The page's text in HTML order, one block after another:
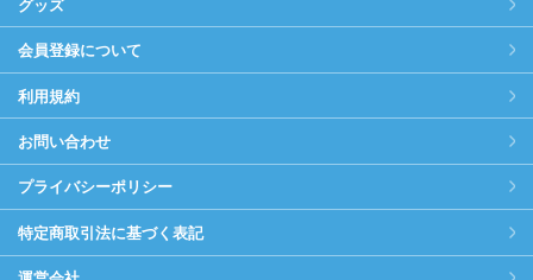
グッズ
会員登録について
利用規約
お問い合わせ
プライバシーポリシー
特定商取引法に基づく表記